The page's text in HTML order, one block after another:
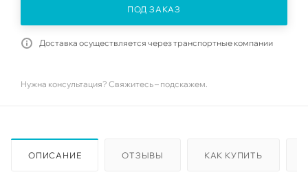
ПОД ЗАКАЗ
Доставка осуществляется через транспортные компании
Нужна консультация? Свяжитесь – подскажем.
ОПИСАНИЕ ОТЗЫВЫ КАК КУПИТЬ